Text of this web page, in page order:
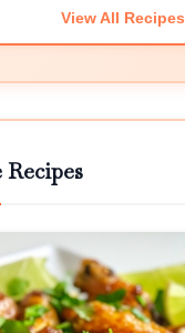
View All Recipes